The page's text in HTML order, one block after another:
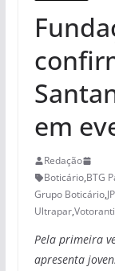
em
Redação
Boticário,BTG
Grupo Boticário,
Ultrapar,
Pela primeira
apresenta